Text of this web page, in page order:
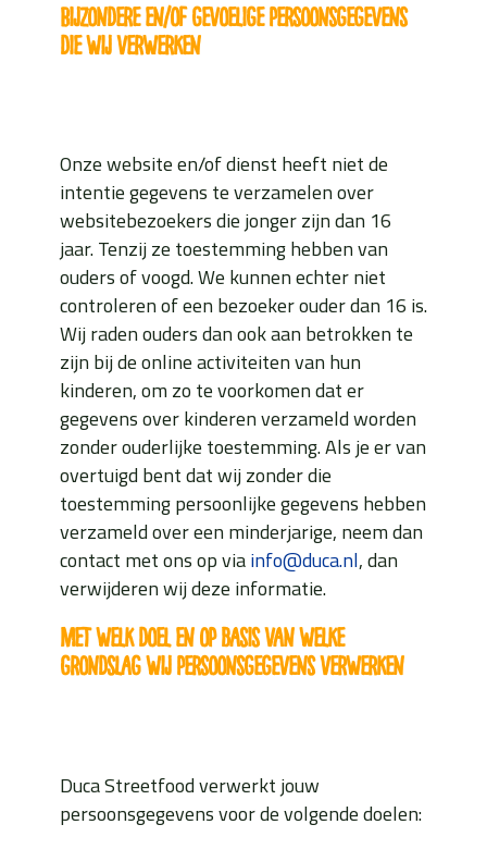
Bijzondere en/of gevoelige persoonsgegevens
die wij verwerken
Onze website en/of dienst heeft niet de
intentie gegevens te verzamelen over
websitebezoekers die jonger zijn dan 16
jaar. Tenzij ze toestemming hebben van
ouders of voogd. We kunnen echter niet
controleren of een bezoeker ouder dan 16 is.
Wij raden ouders dan ook aan betrokken te
zijn bij de online activiteiten van hun
kinderen, om zo te voorkomen dat er
gegevens over kinderen verzameld worden
zonder ouderlijke toestemming. Als je er van
overtuigd bent dat wij zonder die
toestemming persoonlijke gegevens hebben
verzameld over een minderjarige, neem dan
contact met ons op viainfo@duca.nl, dan
verwijderen wij deze informatie.
Met welk doel en op basis van welke
grondslag wij persoonsgegevens verwerken
Duca Streetfood verwerkt jouw
persoonsgegevens voor de volgende doelen: